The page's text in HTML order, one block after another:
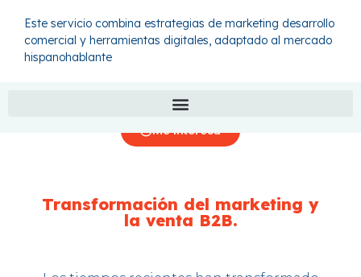
Este servicio combina estrategias de marketing desarrollo
comercial y herramientas digitales, adaptado al mercado
hispanohablante
Me interesa
Transformación del marketing y
la venta B2B.